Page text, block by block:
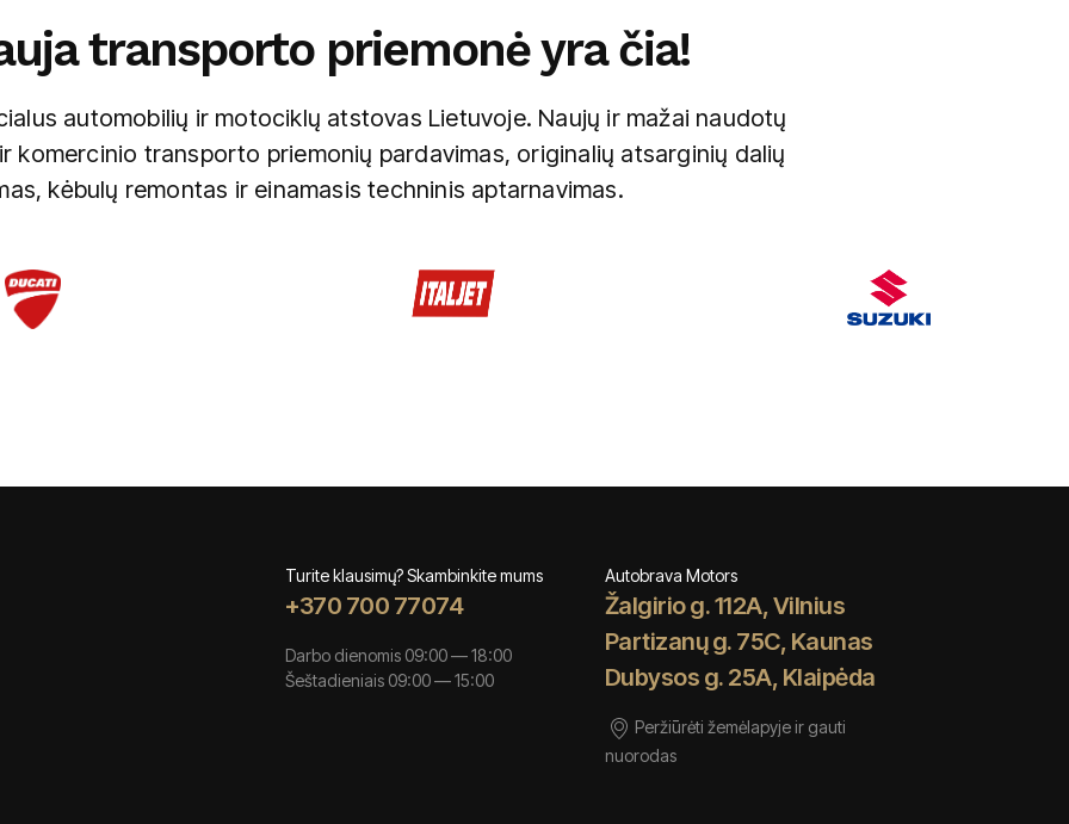
transporto priemonė yra čia!
automobilių ir motociklų atstovas Lietuvoje. Naujų ir mažai naudotų
komercinio transporto priemonių pardavimas, originalių atsarginių dalių
kėbulų remontas ir einamasis techninis aptarnavimas.
Turite klausimų? Skambinkite mums
+370 700 77074
Darbo dienomis 09:00 — 18:00
Šeštadieniais 09:00 — 15:00
Autobrava Motors
Žalgirio g. 112A, Vilnius
Partizanų g. 75C, Kaunas
Dubysos g. 25A, Klaipėda
Peržiūrėti žemėlapyje ir gauti
nuorodas